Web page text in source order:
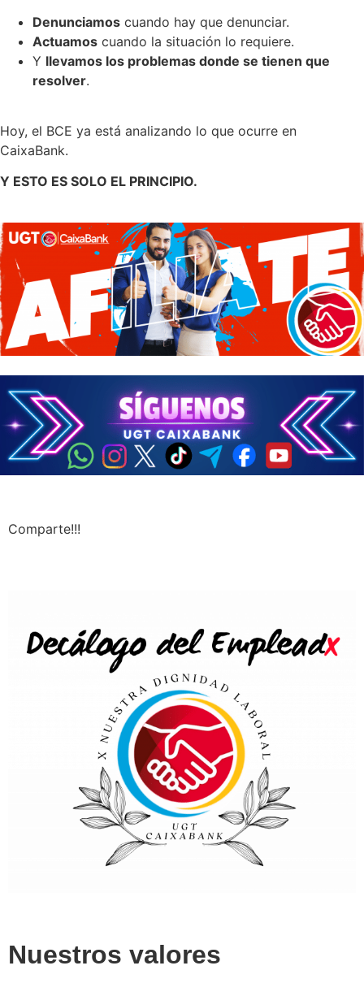
Denunciamos cuando hay que denunciar.
Actuamos cuando la situación lo requiere.
Y llevamos los problemas donde se tienen que
resolver.
Hoy, el BCE ya está analizando lo que ocurre en
CaixaBank.
Y ESTO ES SOLO EL PRINCIPIO.
Comparte!!!
Nuestros valores